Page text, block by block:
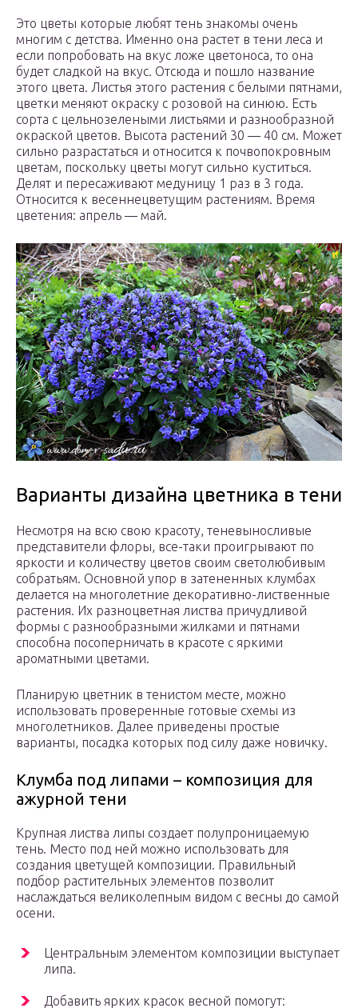
Это цветы которые любят тень знакомы очень
многим с детства. Именно она растет в тени леса и
если попробовать на вкус ложе цветоноса, то она
будет сладкой на вкус. Отсюда и пошло название
этого цвета. Листья этого растения с белыми пятнами,
цветки меняют окраску с розовой на синюю. Есть
сорта с цельнозелеными листьями и разнообразной
окраской цветов. Высота растений 30 — 40 см. Может
сильно разрастаться и относится к почвопокровным
цветам, поскольку цветы могут сильно куститься.
Делят и пересаживают медуницу 1 раз в 3 года.
Относится к весеннецветущим растениям. Время
цветения: апрель — май.
Варианты дизайна цветника в тени
Несмотря на всю свою красоту, теневыносливые
представители флоры, все-таки проигрывают по
яркости и количеству цветов своим светолюбивым
собратьям. Основной упор в затененных клумбах
делается на многолетние декоративно-лиственные
растения. Их разноцветная листва причудливой
формы с разнообразными жилками и пятнами
способна посоперничать в красоте с яркими
ароматными цветами.
Планирую цветник в тенистом месте, можно
использовать проверенные готовые схемы из
многолетников. Далее приведены простые
варианты, посадка которых под силу даже новичку.
Клумба под липами – композиция для
ажурной тени
Крупная листва липы создает полупроницаемую
тень. Место под ней можно использовать для
создания цветущей композиции. Правильный
подбор растительных элементов позволит
наслаждаться великолепным видом с весны до самой
осени.
Центральным элементом композиции выступает
липа.
Добавить ярких красок весной помогут: